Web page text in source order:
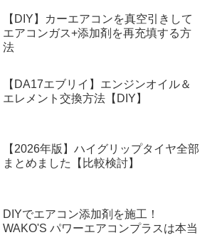
【DIY】カーエアコンを真空引きして
エアコンガス+添加剤を再充填する方
法
【DA17エブリイ】エンジンオイル＆
エレメント交換方法【DIY】
【2026年版】ハイグリップタイヤ全部
まとめました【比較検討】
DIYでエアコン添加剤を施工！
WAKO'S パワーエアコンプラスは本当